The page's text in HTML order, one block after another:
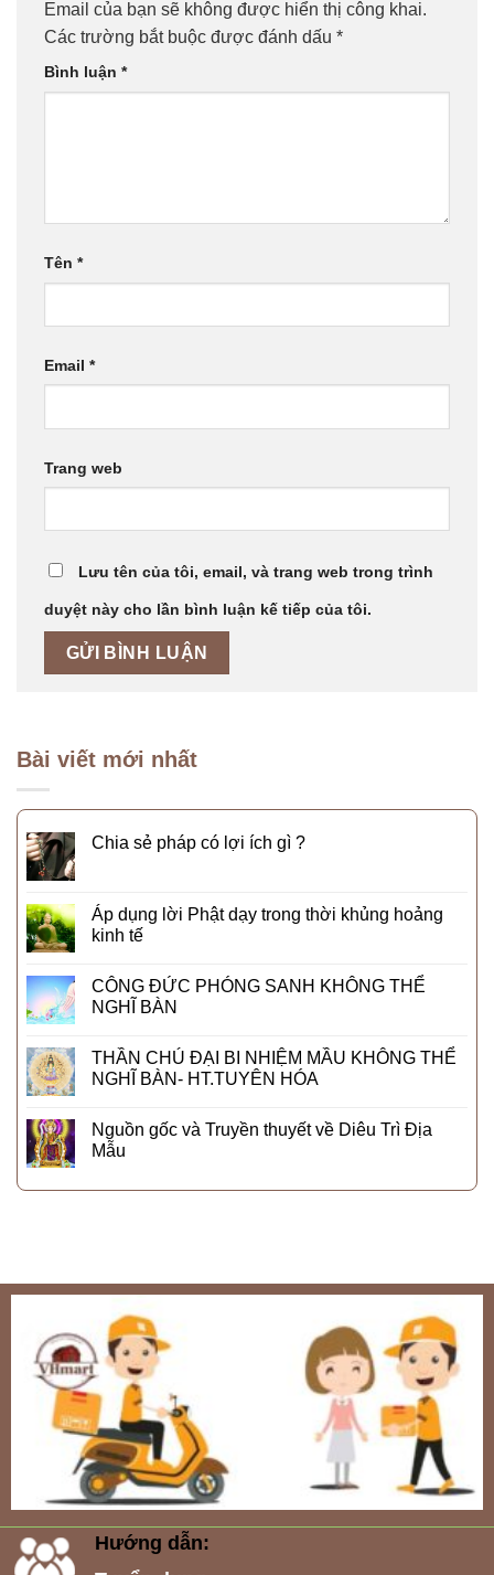
Email của bạn sẽ không được hiển thị công khai.
Các trường bắt buộc được đánh dấu *
Bình luận *
Tên *
Email *
Trang web
Lưu tên của tôi, email, và trang web trong trình
duyệt này cho lần bình luận kế tiếp của tôi.
Bài viết mới nhất
Chia sẻ pháp có lợi ích gì ?
Áp dụng lời Phật dạy trong thời khủng hoảng
kinh tế
CÔNG ĐỨC PHÓNG SANH KHÔNG THỂ
NGHĨ BÀN
THẦN CHÚ ĐẠI BI NHIỆM MẦU KHÔNG THỂ
NGHĨ BÀN- HT.TUYÊN HÓA
Nguồn gốc và Truyền thuyết về Diêu Trì Địa
Mẫu
Hướng dẫn: